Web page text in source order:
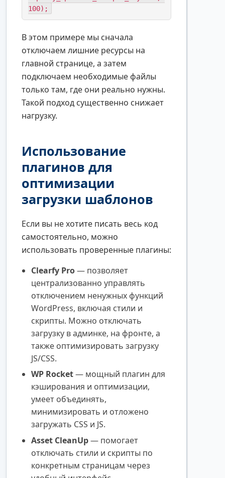
100);
В этом примере мы сначала
отключаем лишние ресурсы на
главной странице, а затем
подключаем необходимые файлы
только там, где они реально нужны.
Такой подход существенно снижает
нагрузку.
Использование
плагинов для
оптимизации
загрузки шаблонов
Если вы не хотите писать весь код
самостоятельно, можно
использовать проверенные плагины:
Clearfy Pro— позволяет
централизованно управлять
отключением ненужных функций
WordPress, включая стили и
скрипты. Можно отключать
загрузку в админке, на фронте, а
также оптимизировать загрузку
JS/CSS.
WP Rocket— мощный плагин для
кэширования и оптимизации,
умеет объединять,
минимизировать и отложено
загружать CSS и JS.
Asset CleanUp— помогает
отключать стили и скрипты по
конкретным страницам через